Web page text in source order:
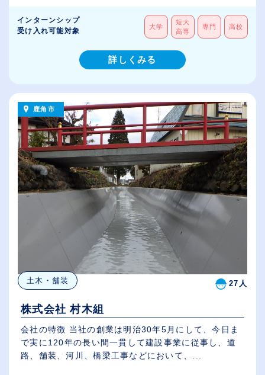
インターンシップ
受け入れ可能対象
大学
短大
高専
専門 高校
詳しくみる
鹿角市
土木・舗装 27人
株式会社 村木組
会社の特徴 当社の創業は明治30年5月にして、今日ま
で実に120年の長い間一貫して建設事業に従事し、道
路、舗装、河川、橋梁工事などにおいて、...